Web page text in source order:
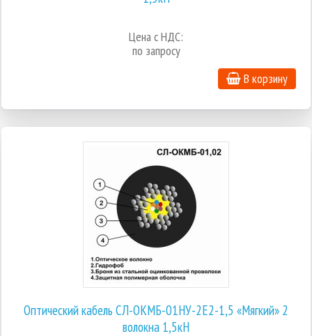
Цена с НДС:
по запросу
В корзину
Оптический кабель СЛ-ОКМБ-01НУ-2Е2-1,5 «Мягкий» 2
волокна 1,5кН